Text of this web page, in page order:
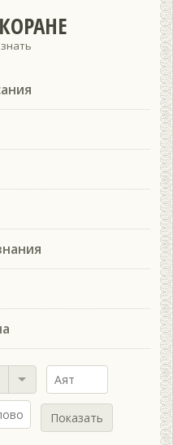
Показать